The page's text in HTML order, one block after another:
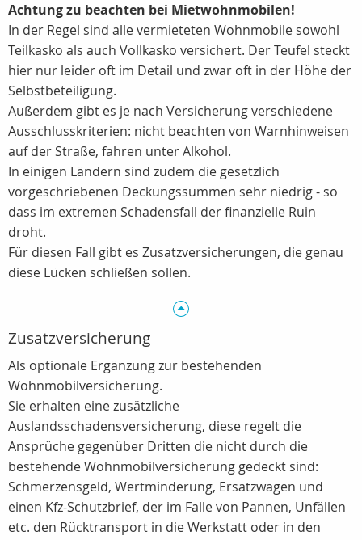
Achtung zu beachten bei Mietwohnmobilen!
In der Regel sind alle vermieteten Wohnmobile sowohl
Teilkasko als auch Vollkasko versichert. Der Teufel steckt
hier nur leider oft im Detail und zwar oft in der Höhe der
Selbstbeteiligung.
Außerdem gibt es je nach Versicherung verschiedene
Ausschlusskriterien: nicht beachten von Warnhinweisen
auf der Straße, fahren unter Alkohol.
In einigen Ländern sind zudem die gesetzlich
vorgeschriebenen Deckungssummen sehr niedrig - so
dass im extremen Schadensfall der finanzielle Ruin
droht.
Für diesen Fall gibt es Zusatzversicherungen, die genau
diese Lücken schließen sollen.
Zusatzversicherung
Als optionale Ergänzung zur bestehenden
Wohnmobilversicherung.
Sie erhalten eine zusätzliche
Auslandsschadensversicherung, diese regelt die
Ansprüche gegenüber Dritten die nicht durch die
bestehende Wohnmobilversicherung gedeckt sind:
Schmerzensgeld, Wertminderung, Ersatzwagen und
einen Kfz-Schutzbrief, der im Falle von Pannen, Unfällen
etc. den Rücktransport in die Werkstatt oder in den